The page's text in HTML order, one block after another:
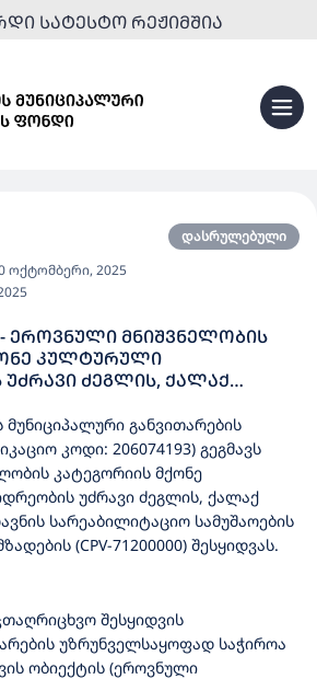
ᲡᲐᲢᲔᲡᲢᲝ ᲠᲔᲟᲘᲛᲨᲘᲐ
დასრულებული
ოქტომბერი, 2025
ᲔᲠᲝᲕᲜᲣᲚᲘ ᲛᲜᲘᲨᲕᲜᲔᲚᲝᲑᲘᲡ
ᲙᲣᲚᲢᲣᲠᲣᲚᲘ
ᲫᲔᲒᲚᲘᲡ, ᲥᲐᲚᲐᲥ
განვითარების
კოდი: 206074193) გეგმავს
კატეგორიის მქონე
უძრავი ძეგლის, ქალაქ
სარეაბილიტაციო სამუშაოების
(CPV-71200000) შესყიდვას.
შესყიდვის
უზრუნველსაყოფად საჭიროა
ობიექტის (ეროვნული